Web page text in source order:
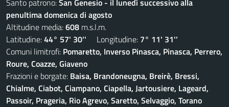
Santo patrono:San Genesio - il lunedì successivo alla
penultima domenica di agosto
Altitudine media:608 m.s.l.m.
Latitudine:44° 57' 30'' Longitudine: 7° 11' 31''
Comuni limitrofi: Pomaretto, Inverso Pinasca, Pinasca, Perrero,
Roure, Coazze, Giaveno
Frazioni e borgate: Baisa, Brandoneugna, Breirè, Bressi,
Chialme, Ciabot, Ciampano, Ciapella, Jartousiere, Lageard,
Passoir, Prageria, Rio Agrevo, Saretto, Selvaggio, Torano